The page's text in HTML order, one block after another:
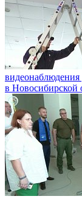
видеонаблюдения
в Новосибирской